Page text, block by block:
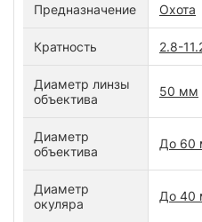
Предназначение Охота
Кратность 2.8-
Диаметр линзы
объектива
50 мм
Диаметр
объектива
До 60
Диаметр
окуляра
До 40